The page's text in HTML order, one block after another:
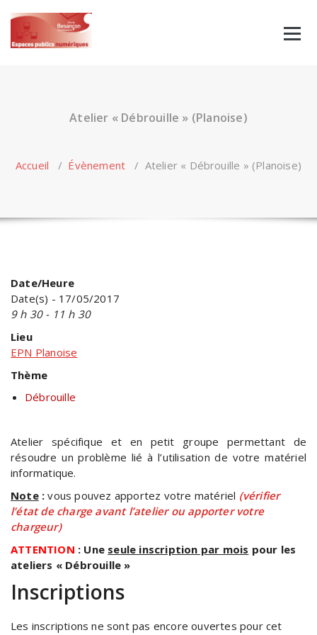
content
Atelier « Débrouille » (Planoise)
Accueil / Évènement / Atelier « Débrouille » (Planoise)
Date/Heure
Date(s) - 17/05/2017
9 h 30 - 11 h 30
Lieu
EPN Planoise
Thème
Débrouille
Atelier spécifique et en petit groupe permettant de
résoudre un problème lié à l’utilisation de votre matériel
informatique.
Note: vous pouvez apportez votre matériel (vérifier
l’état de charge avant l’atelier ou apporter votre
chargeur)
ATTENTION : Une seule inscription par mois pour les
ateliers « Débrouille »
Inscriptions
Les inscriptions ne sont pas encore ouvertes pour cet